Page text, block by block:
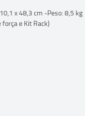
x 48,3 cm -Peso: 8,5 kg
força e Kit Rack)